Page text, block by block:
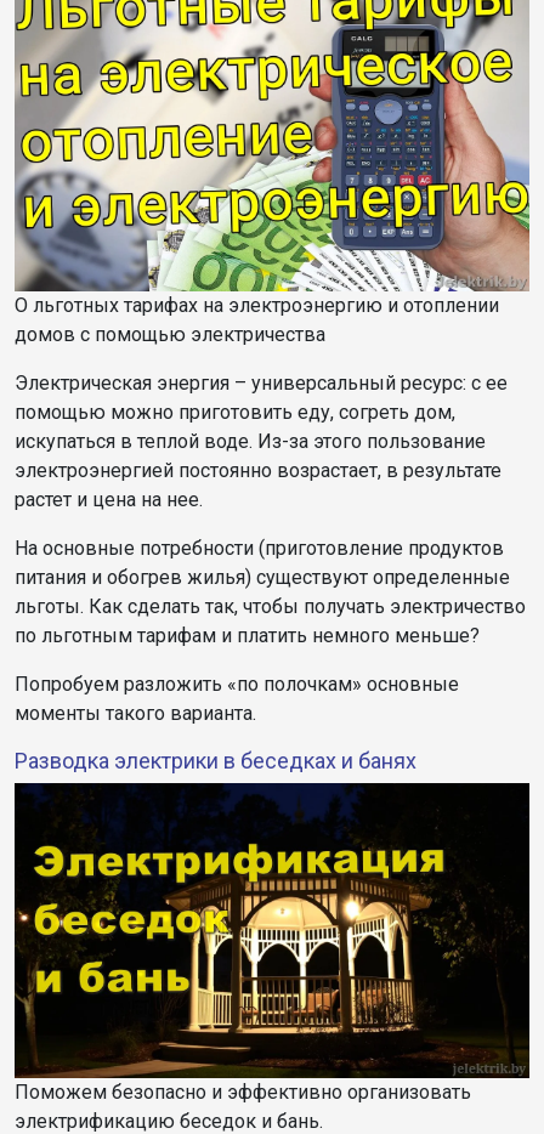
О льготных тарифах на электроэнергию и отоплении
домов с помощью электричества
Электрическая энергия – универсальный ресурс: с ее
помощью можно приготовить еду, согреть дом,
искупаться в теплой воде. Из-за этого пользование
электроэнергией постоянно возрастает, в результате
растет и цена на нее.
На основные потребности (приготовление продуктов
питания и обогрев жилья) существуют определенные
льготы. Как сделать так, чтобы получать электричество
по льготным тарифам и платить немного меньше?
Попробуем разложить «по полочкам» основные
моменты такого варианта.
Разводка электрики в беседках и банях
Поможем безопасно и эффективно организовать
электрификацию беседок и бань.